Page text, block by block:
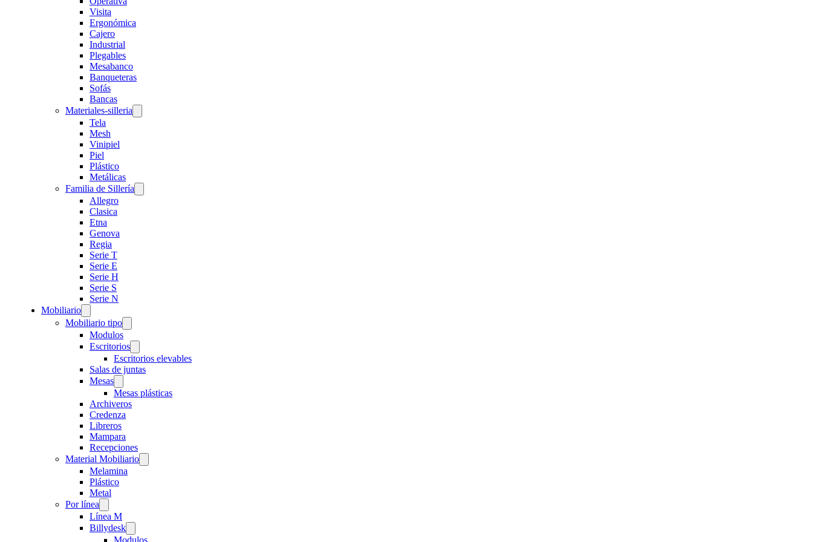
Visita
Ergonómica
Cajero
Industrial
Plegables
Mesabanco
Banqueteras
Sofás
Bancas
Materiales-silleria
Tela
Mesh
Vinipiel
Piel
Plástico
Metálicas
Familia de Sillería
Allegro
Clasica
Etna
Genova
Regia
Serie T
Serie E
Serie H
Serie S
Serie N
Mobiliario
Mobiliario tipo
Modulos
Escritorios
Escritorios elevables
Salas de juntas
Mesas
Mesas plásticas
Archiveros
Credenza
Libreros
Mampara
Recepciones
Material Mobiliario
Melamina
Plástico
Metal
Por línea
Línea M
Billydesk
Modulos